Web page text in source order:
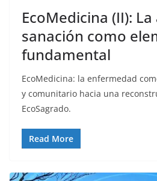
EcoMedicina (II):
sanación como
fundamental
EcoMedicina: la enfermedad
y comunitario hacia una
EcoSagrado.
Read More